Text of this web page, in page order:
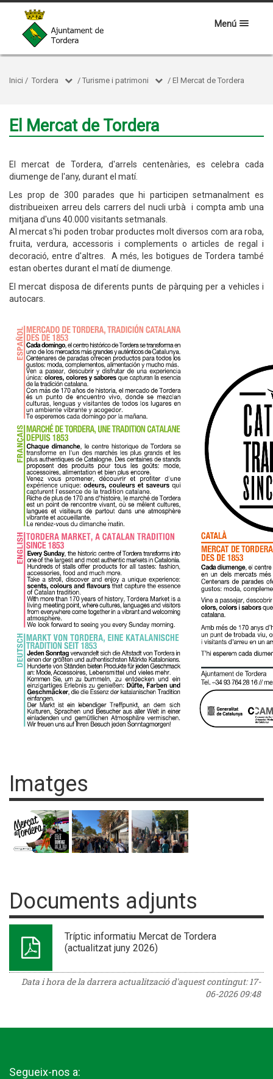
Menú
Inici / Tordera / Turisme i patrimoni / El Mercat de Tordera
El Mercat de Tordera
El mercat de Tordera, d'arrels centenàries, es celebra cada
diumenge de l'any, durant el matí.
Les prop de 300 parades que hi participen setmanalment es
distribueixen arreu dels carrers del nucli urbà i compta amb una
mitjana d'uns 40.000 visitants setmanals.
Al mercat s'hi poden trobar productes molt diversos com ara roba,
fruita, verdura, accessoris i complements o articles de regal i
decoració, entre d'altres. A més, les botigues de Tordera també
estan obertes durant el matí de diumenge.
El mercat disposa de diferents punts de pàrquing per a vehicles i
autocars.
Imatges
Documents adjunts
Tríptic informatiu Mercat de Tordera
(actualitzat juny 2026)
Data i hora de la darrera actualització d'aquest contingut:17-
06-2026 09:48
Segueix-nos a: